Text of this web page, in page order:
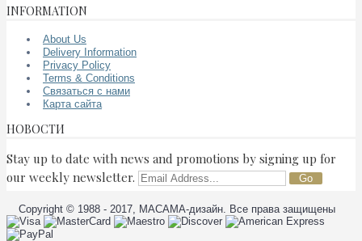
INFORMATION
About Us
Delivery Information
Privacy Policy
Terms & Conditions
Связаться с нами
Карта сайта
НОВОСТИ
Stay up to date with news and promotions by signing up for
our weekly newsletter.
Go
Copyright © 1988 - 2017, МАСАМА-дизайн. Все права защищены